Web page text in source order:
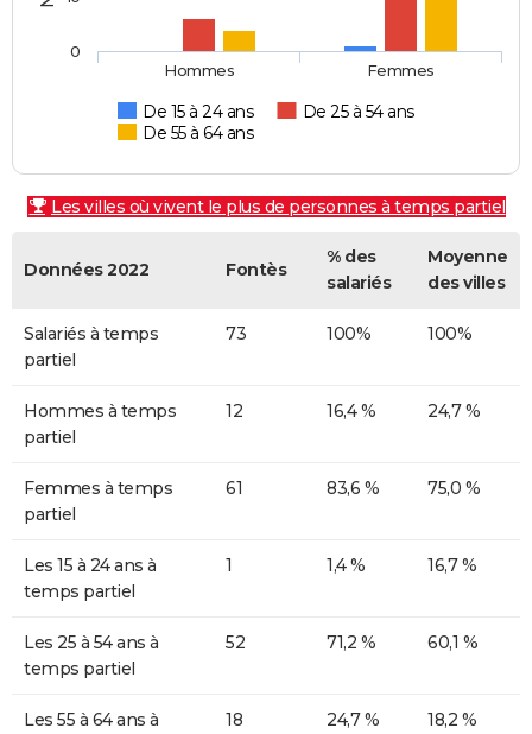
De 15 à 24 ans
De 25 à 54 ans
De 55 à 64 ans
Hommes Femmes
0
Les villes où vivent le plus de personnes à temps partiel
Données 2022 Fontès
% des
salariés
Moyenne
des villes
Salariés à temps
partiel
73 100% 100%
Hommes à temps
partiel
12 16,4 % 24,7 %
Femmes à temps
partiel
61 83,6 % 75,0 %
Les 15 à 24 ans à
temps partiel
1 1,4 % 16,7 %
Les 25 à 54 ans à
temps partiel
52 71,2 % 60,1 %
Les 55 à 64 ans à
18 24,7 % 18,2 %